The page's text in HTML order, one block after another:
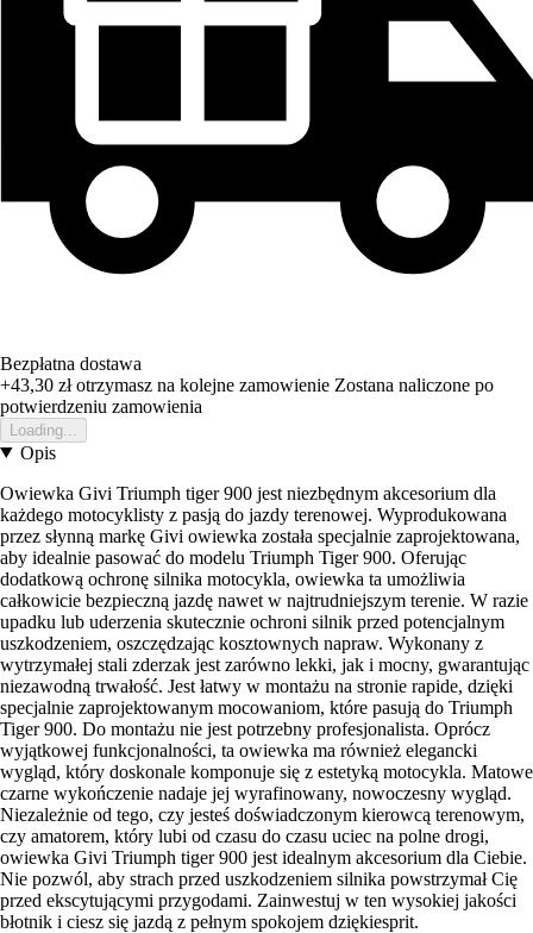
Bezpłatna dostawa
+43,30 złotrzymasz na kolejne zamowienie Zostana naliczone po
potwierdzeniu zamowienia
Loading...
Opis
Owiewka Givi Triumph tiger 900 jest niezbędnym akcesorium dla
każdego motocyklisty z pasją do jazdy terenowej. Wyprodukowana
przez słynną markę Givi owiewka została specjalnie zaprojektowana,
aby idealnie pasować do modelu Triumph Tiger 900. Oferując
dodatkową ochronę silnika motocykla, owiewka ta umożliwia
całkowicie bezpieczną jazdę nawet w najtrudniejszym terenie. W razie
upadku lub uderzenia skutecznie ochroni silnik przed potencjalnym
uszkodzeniem, oszczędzając kosztownych napraw. Wykonany z
wytrzymałej stali zderzak jest zarówno lekki, jak i mocny, gwarantując
niezawodną trwałość. Jest łatwy w montażu na stronie rapide, dzięki
specjalnie zaprojektowanym mocowaniom, które pasują do Triumph
Tiger 900. Do montażu nie jest potrzebny profesjonalista. Oprócz
wyjątkowej funkcjonalności, ta owiewka ma również elegancki
wygląd, który doskonale komponuje się z estetyką motocykla. Matowe
czarne wykończenie nadaje jej wyrafinowany, nowoczesny wygląd.
Niezależnie od tego, czy jesteś doświadczonym kierowcą terenowym,
czy amatorem, który lubi od czasu do czasu uciec na polne drogi,
owiewka Givi Triumph tiger 900 jest idealnym akcesorium dla Ciebie.
Nie pozwól, aby strach przed uszkodzeniem silnika powstrzymał Cię
przed ekscytującymi przygodami. Zainwestuj w ten wysokiej jakości
błotnik i ciesz się jazdą z pełnym spokojem dziękiesprit.